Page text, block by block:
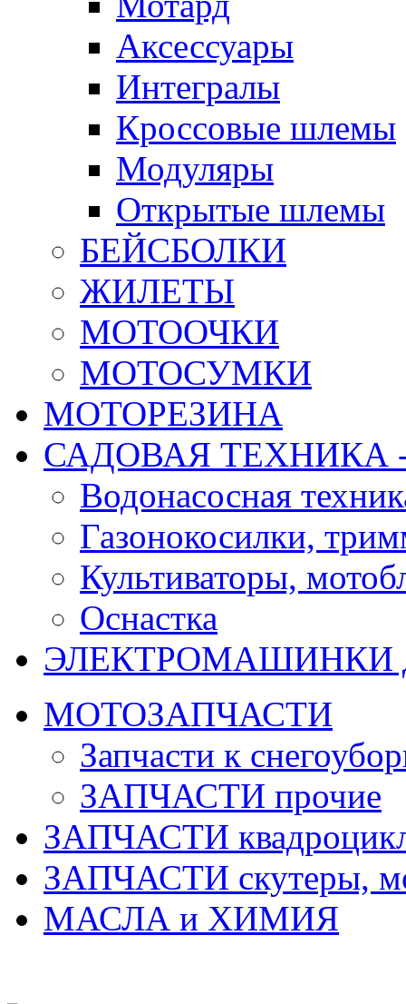
Аксессуары
Интегралы
Кроссовые шлемы
Модуляры
Открытые шлемы
БЕЙСБОЛКИ
ЖИЛЕТЫ
МОТООЧКИ
МОТОСУМКИ
МОТОРЕЗИНА
САДОВАЯ ТЕХНИКА
Водонасосная
Газонокосилки,
Культиваторы,
Оснастка
ЭЛЕКТРОМАШИНКИ
МОТОЗАПЧАСТИ
Запчасти к
ЗАПЧАСТИ прочие
ЗАПЧАСТИ
ЗАПЧАСТИ скутеры,
МАСЛА и ХИМИЯ